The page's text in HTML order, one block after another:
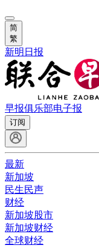
简
繁
新明日报
早报俱乐部电子报
订阅
最新
新加坡
民生民声
财经
新加坡股市
新加坡财经
全球财经